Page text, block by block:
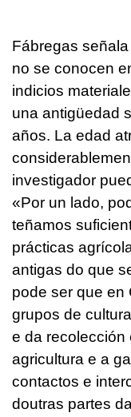
Fábregas
no se conocen
indicios
una antigüedad
años. La edad
investigador
«Por un lado,
teñamos
prácticas
antigas do que
pode ser que en
grupos de
e da recolección
agricultura e a
contactos e
doutras partes